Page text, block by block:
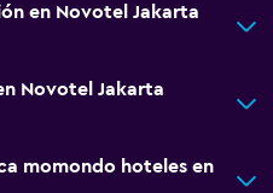
en Novotel Jakarta
Novotel Jakarta
momondo hoteles en